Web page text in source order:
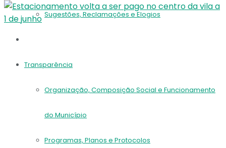
Sugestões, Reclamações e Elogios
Transparência
Organização, Composição Social e Funcionamento
do Município
Programas, Planos e Protocolos